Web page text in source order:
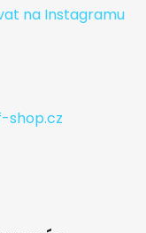
na Instagramu
shop.cz